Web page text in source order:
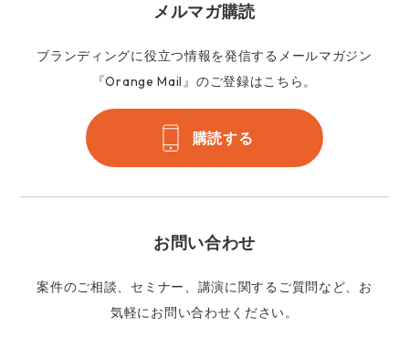
メルマガ購読
ブランディングに役立つ情報を発信するメールマガジン
『Orange Mail』のご登録はこちら。
購読する
お問い合わせ
案件のご相談、セミナー、講演に関するご質問など、お
気軽にお問い合わせください。